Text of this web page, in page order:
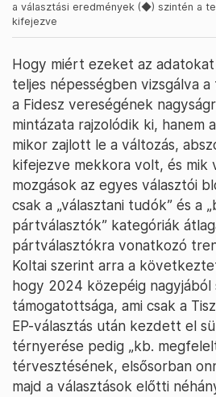
a választási eredmények (◆) szintén a
kifejezve
Hogy miért ezeket az
teljes népességben vizsgálva
a Fidesz vereségének
mintázata rajzolódik ki, hanem
mikor zajlott le a változás,
kifejezve mekkora volt, és mik
mozgások az egyes választói
csak a „választani tudók” és a
pártválasztók” kategóriák
pártválasztókra vonatkozó
Koltai szerint arra a
hogy 2024 közepéig nagyjából
támogatottsága, ami csak a
EP-választás után kezdett el
térnyerése pedig „kb.
térvesztésének, elsősorban
majd a választások előtti